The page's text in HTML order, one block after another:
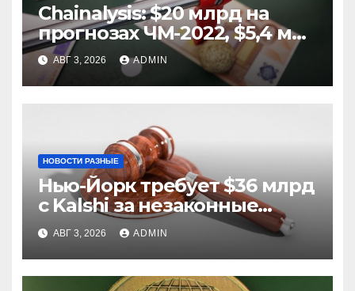
Chainalysis: $20 млрд на
прогнозах ЧМ-2022, $5,4 млн
из них незаконные
АВГ 3, 2026 ADMIN
НОВОСТИ РАЗНЫЕ
Нью-Йорк требует $36 млрд
с Kalshi за незаконные
ставки
АВГ 3, 2026 ADMIN